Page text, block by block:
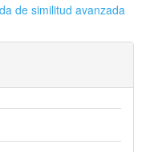
de similitud avanzada